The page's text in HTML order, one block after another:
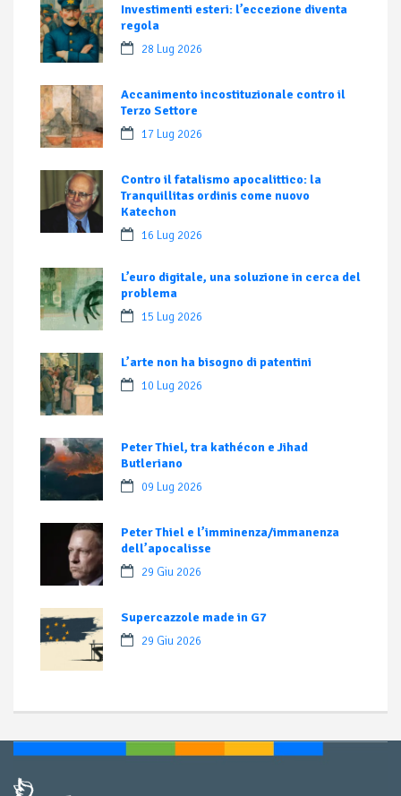
Investimenti esteri: l’eccezione diventa
regola
28 Lug 2026
Accanimento incostituzionale contro il
Terzo Settore
17 Lug 2026
Contro il fatalismo apocalittico: la
Tranquillitas ordinis come nuovo
Katechon
16 Lug 2026
L’euro digitale, una soluzione in cerca del
problema
15 Lug 2026
L’arte non ha bisogno di patentini
10 Lug 2026
Peter Thiel, tra kathécon e Jihad
Butleriano
09 Lug 2026
Peter Thiel e l’imminenza/immanenza
dell’apocalisse
29 Giu 2026
Supercazzole made in G7
29 Giu 2026